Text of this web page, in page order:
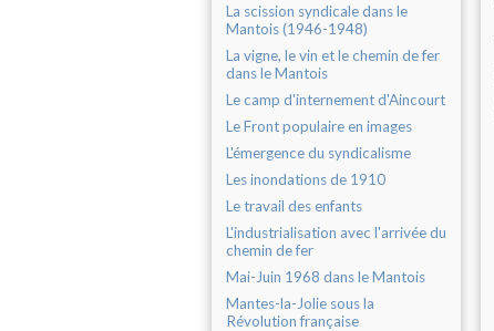
La scission syndicale dans le
Mantois (1946-1948)
La vigne, le vin et le chemin de fer
dans le Mantois
Le camp d'internement d'Aincourt
Le Front populaire en images
L'émergence du syndicalisme
Les inondations de 1910
Le travail des enfants
L'industrialisation avec l'arrivée du
chemin de fer
Mai-Juin 1968 dans le Mantois
Mantes-la-Jolie sous la
Révolution française